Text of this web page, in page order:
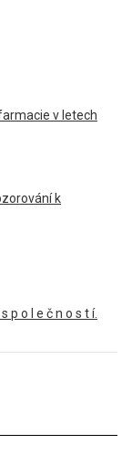
v letech
k
p o l e č n o s t í.